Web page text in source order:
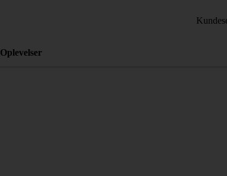
Oplevelser